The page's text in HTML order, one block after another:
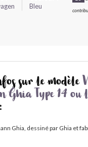
Bleu
sur le modèle
Ghia Type 14 ou
Ghia, dessiné par Ghia et